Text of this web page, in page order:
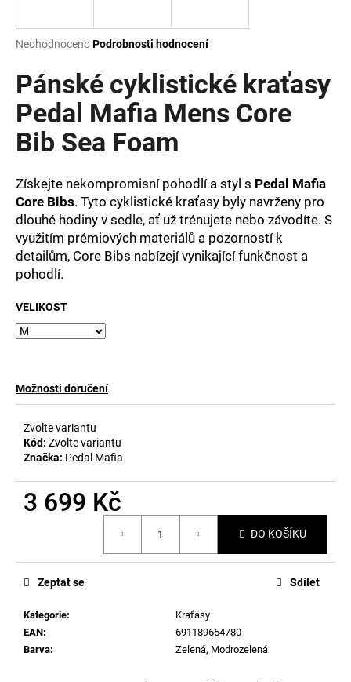
Průměrné
produktu
je
0,0
5
hvězdiček.
NeohodnocenoPodrobnosti hodnocení
Pánské cyklistické kraťasy
Pedal Mafia Mens Core
Bib Sea Foam
Získejte nekompromisní pohodlí a styl s Pedal Mafia
Core Bibs. Tyto cyklistické kraťasy byly navrženy pro
dlouhé hodiny v sedle, ať už trénujete nebo závodíte. S
využitím prémiových materiálů a pozorností k
detailům, Core Bibs nabízejí vynikající funkčnost a
pohodlí.
VELIKOST
Možnosti doručení
Zvolte variantu
Kód: Zvolte variantu
Značka: Pedal Mafia
3 699 Kč
DO KOŠÍKU
Kategorie:
Kraťasy
EAN:
691189654780
Barva: Zelená, Modrozelená
Zeptat se Sdílet
j
t
?
HLEDAT
D
o
p
o
r
u
j
e
m
e